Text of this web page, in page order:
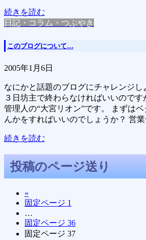
続きを読む
日記・コラム・つぶやき
このブログについて…
2005年1月6日
なにかと話題のブログにチャレンジし
３日坊主で終わらなければいいので
管理人の“大宮リオン”です。 まずは
んかをすればいいのでしょうか？ 営
続きを読む
投稿のページ送り
«
固定ページ 1
…
固定ページ 36
固定ページ 37